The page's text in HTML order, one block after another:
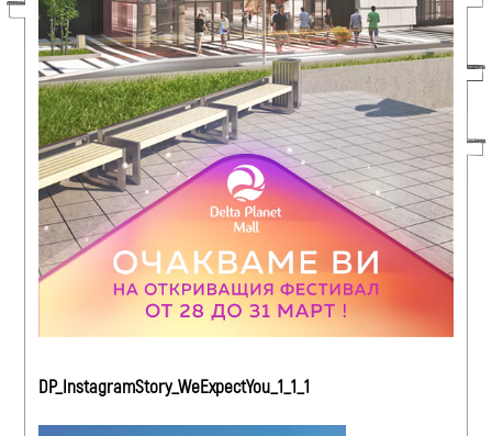
DP_InstagramStory_WeExpectYou_1_1_1